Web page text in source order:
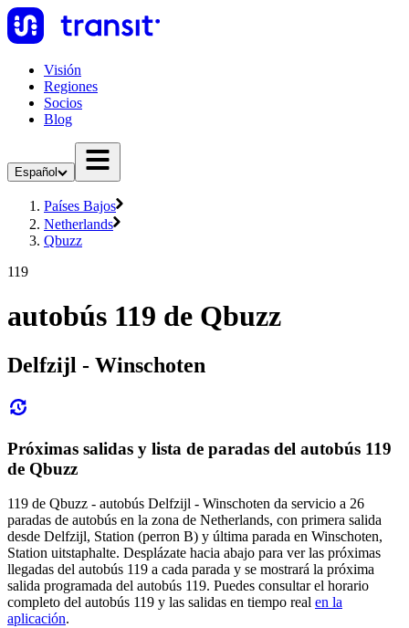
Visión
Regiones
Socios
Blog
Español
Países Bajos
Netherlands
Qbuzz
119
autobús 119 de Qbuzz
Delfzijl - Winschoten
Próximas salidas y lista de paradas del autobús 119
de Qbuzz
119 de Qbuzz - autobús Delfzijl - Winschoten da servicio a 26
paradas de autobús en la zona de Netherlands, con primera salida
desde Delfzijl, Station (perron B) y última parada en Winschoten,
Station uitstaphalte. Desplázate hacia abajo para ver las próximas
llegadas del autobús 119 a cada parada y se mostrará la próxima
salida programada del autobús 119. Puedes consultar el horario
completo del autobús 119 y las salidas en tiempo real en la
aplicación.